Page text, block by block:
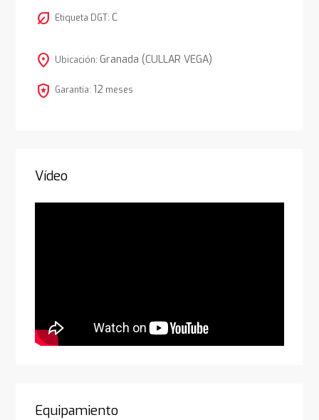
nest_eco_leaf Etiqueta DGT: C
location_on Ubicación: Granada (CULLAR VEGA)
local_police Garantía: 12 meses
Vídeo
Equipamiento